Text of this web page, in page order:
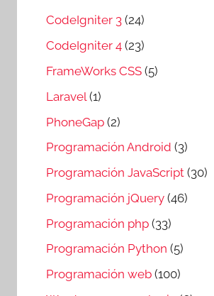
CodeIgniter 3 (24)
CodeIgniter 4 (23)
FrameWorks CSS (5)
Laravel (1)
PhoneGap (2)
Programación Android (3)
Programación JavaScript (30)
Programación jQuery (46)
Programación php (33)
Programación Python (5)
Programación web (100)